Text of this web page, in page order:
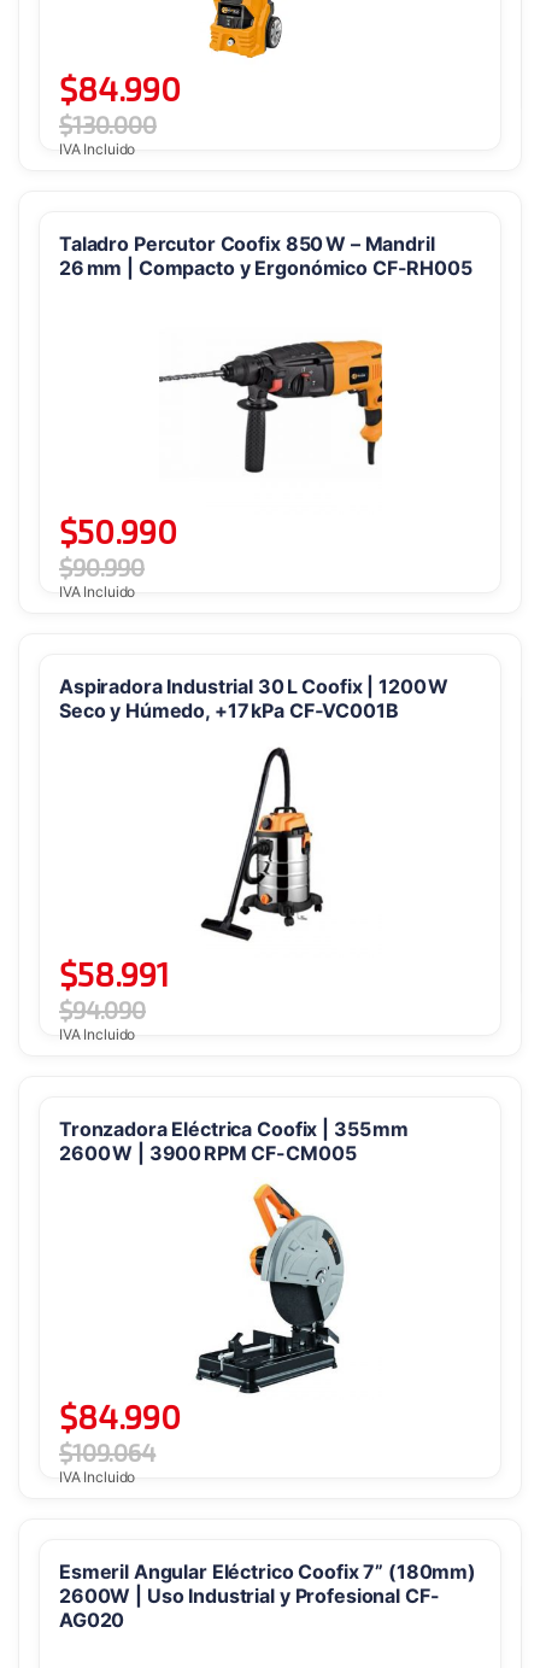
$84.990
$130.000
IVA Incluido
Taladro Percutor Coofix 850 W – Mandril
26 mm | Compacto y Ergonómico CF-RH005
$50.990
$90.990
IVA Incluido
Aspiradora Industrial 30 L Coofix | 1200 W
Seco y Húmedo, +17 kPa CF‑VC001B
$58.991
$94.090
IVA Incluido
Tronzadora Eléctrica Coofix | 355 mm
2600 W | 3900 RPM CF-CM005
$84.990
$109.064
IVA Incluido
Esmeril Angular Eléctrico Coofix 7” (180mm)
2600W | Uso Industrial y Profesional CF-
AG020